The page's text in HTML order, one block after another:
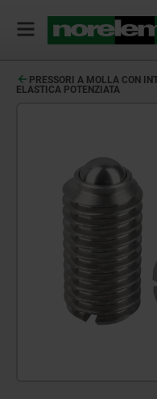
PRESSORI A MOLLA CON
ELASTICA POTENZIATA